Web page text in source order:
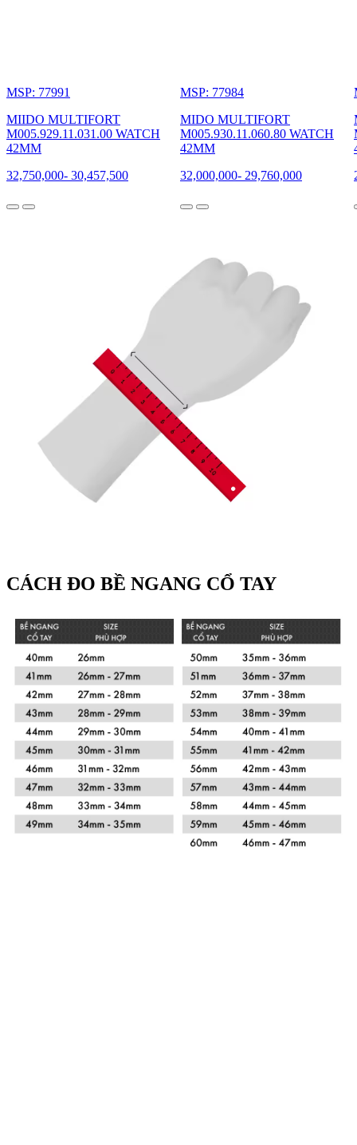
MSP: 77991
MIIDO MULTIFORT
M005.929.11.031.00 WATCH
42MM
32,750,000- 30,457,500
MSP: 77984
MIDO MULTIFORT
M005.930.11.060.80 WATCH
42MM
32,000,000- 29,760,000
CÁCH ĐO BỀ NGANG CỔ TAY